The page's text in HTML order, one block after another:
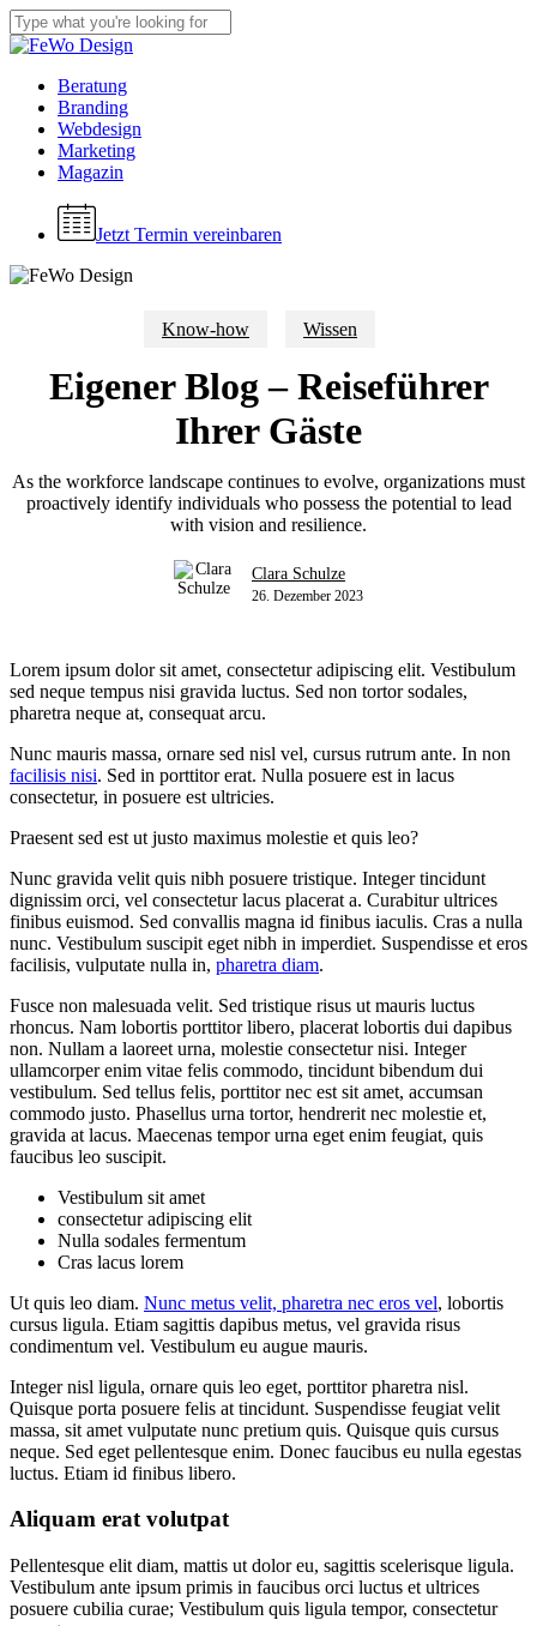
Skip
to
content
Close
Menu
Beratung
Branding
Webdesign
Marketing
Magazin
Jetzt Termin vereinbaren
Know-how Wissen
Eigener Blog – Reiseführer
Ihrer Gäste
As the workforce landscape continues to evolve, organizations must
proactively identify individuals who possess the potential to lead
with vision and resilience.
Clara Schulze
26. Dezember 2023
Lorem ipsum dolor sit amet, consectetur adipiscing elit. Vestibulum
sed neque tempus nisi gravida luctus. Sed non tortor sodales,
pharetra neque at, consequat arcu.
Nunc mauris massa, ornare sed nisl vel, cursus rutrum ante. In non
facilisis nisi. Sed in porttitor erat. Nulla posuere est in lacus
consectetur, in posuere est ultricies.
Praesent sed est ut justo maximus molestie et quis leo?
Nunc gravida velit quis nibh posuere tristique. Integer tincidunt
dignissim orci, vel consectetur lacus placerat a. Curabitur ultrices
finibus euismod. Sed convallis magna id finibus iaculis. Cras a nulla
nunc. Vestibulum suscipit eget nibh in imperdiet. Suspendisse et eros
facilisis, vulputate nulla in, pharetra diam.
Fusce non malesuada velit. Sed tristique risus ut mauris luctus
rhoncus. Nam lobortis porttitor libero, placerat lobortis dui dapibus
non. Nullam a laoreet urna, molestie consectetur nisi. Integer
ullamcorper enim vitae felis commodo, tincidunt bibendum dui
vestibulum. Sed tellus felis, porttitor nec est sit amet, accumsan
commodo justo. Phasellus urna tortor, hendrerit nec molestie et,
gravida at lacus. Maecenas tempor urna eget enim feugiat, quis
faucibus leo suscipit.
Vestibulum sit amet
consectetur adipiscing elit
Nulla sodales fermentum
Cras lacus lorem
Ut quis leo diam. Nunc metus velit, pharetra nec eros vel, lobortis
cursus ligula. Etiam sagittis dapibus metus, vel gravida risus
condimentum vel. Vestibulum eu augue mauris.
Integer nisl ligula, ornare quis leo eget, porttitor pharetra nisl.
Quisque porta posuere felis at tincidunt. Suspendisse feugiat velit
massa, sit amet vulputate nunc pretium quis. Quisque quis cursus
neque. Sed eget pellentesque enim. Donec faucibus eu nulla egestas
luctus. Etiam id finibus libero.
Aliquam erat volutpat
Pellentesque elit diam, mattis ut dolor eu, sagittis scelerisque ligula.
Vestibulum ante ipsum primis in faucibus orci luctus et ultrices
posuere cubilia curae; Vestibulum quis ligula tempor, consectetur